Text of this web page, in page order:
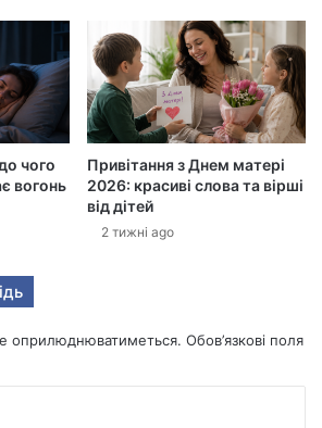
чого
вогонь
Привітання з Днем матері
2026: красиві слова та вірші
від дітей
2 тижні ago
оприлюднюватиметься. Обов’язкові поля